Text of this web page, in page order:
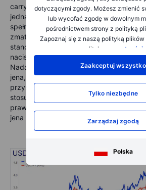
dotyczącymi zgody. Możesz zmienić
lub wycofać zgodę w dowolnym
pośrednictwem strony z polityką
Zapoznaj się z naszą polityką plików
polityką
prywatności
Zaakceptuj wszystko
Tylko niezbędne
Zarządzaj zgodą
Polska
carry trade może wspierać dalszą siłę
jednak zwolnić, ponieważ Fed może
spełnieniem gołębich oczekiwań rynku,
zmaterializuje się szybko. W
stanowisko BOJ, przy słabnącym jenie
naciski na wzrost cen, może również
Nadal istnieją argumenty przemawiające
jena, wspierane przez jego
przystani i zmniejszającą się różnicę
stosunku do USA, ale zarówno Fed, jak i
prawdopodobnie będą działać
jena na skromniejszym poziomie.